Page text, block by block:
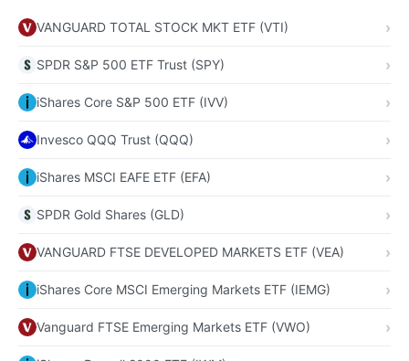
VANGUARD TOTAL STOCK MKT ETF (VTI)
SPDR S&P 500 ETF Trust (SPY)
iShares Core S&P 500 ETF (IVV)
Invesco QQQ Trust (QQQ)
iShares MSCI EAFE ETF (EFA)
SPDR Gold Shares (GLD)
VANGUARD FTSE DEVELOPED MARKETS ETF (VEA)
iShares Core MSCI Emerging Markets ETF (IEMG)
Vanguard FTSE Emerging Markets ETF (VWO)